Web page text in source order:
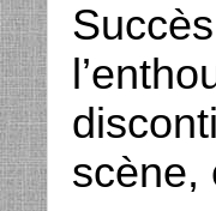
scène,